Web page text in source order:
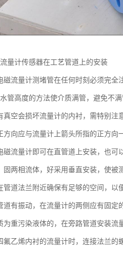
量计传感器在工艺管道上的安装
磁流量计测堵管在任何时刻必须完
管高度的方法使介质满管，避免不满
真空会损坏流量计的内衬，需特别注
方向应与流量计上箭头所指的正方向
磁流量计即可在直管道上安装，也可
固两相流体，好采用垂直安装，使被
管道法兰附近确保有足够的空间，以
道有振动，在流量计的两侧应有固定
为重污染液体的，在旁路管道安装流
氟乙烯内衬的流量计时，连接法兰的